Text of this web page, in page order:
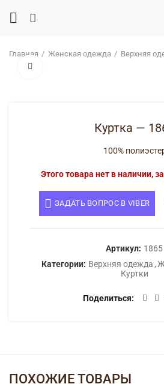
Главная Женская одежда Верхняя
Куртка —
100%
Этого товара нет в наличии,
ЗАДАТЬ ВОПРОС В VIBER
Артикул: 1865
Категории: Верхняя одежда ,
Куртки
Поделиться
ПОХОЖИЕ ТОВАРЫ